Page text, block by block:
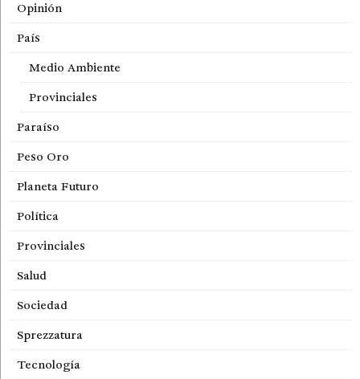
Opinión
País
Medio Ambiente
Provinciales
Paraíso
Peso Oro
Planeta Futuro
Política
Provinciales
Salud
Sociedad
Sprezzatura
Tecnología